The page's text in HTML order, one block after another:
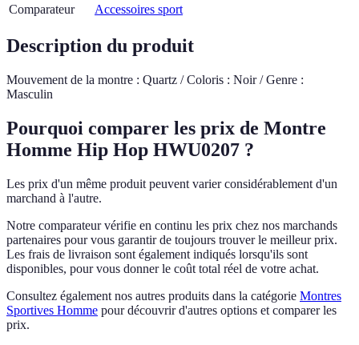
Comparateur
Accessoires sport
Description du produit
Mouvement de la montre : Quartz / Coloris : Noir / Genre :
Masculin
Pourquoi comparer les prix de Montre
Homme Hip Hop HWU0207 ?
Les prix d'un même produit peuvent varier considérablement d'un
marchand à l'autre.
Notre comparateur vérifie en continu les prix chez nos marchands
partenaires pour vous garantir de toujours trouver le meilleur prix.
Les frais de livraison sont également indiqués lorsqu'ils sont
disponibles, pour vous donner le coût total réel de votre achat.
Consultez également nos autres produits dans la catégorie Montres
Sportives Homme pour découvrir d'autres options et comparer les
prix.